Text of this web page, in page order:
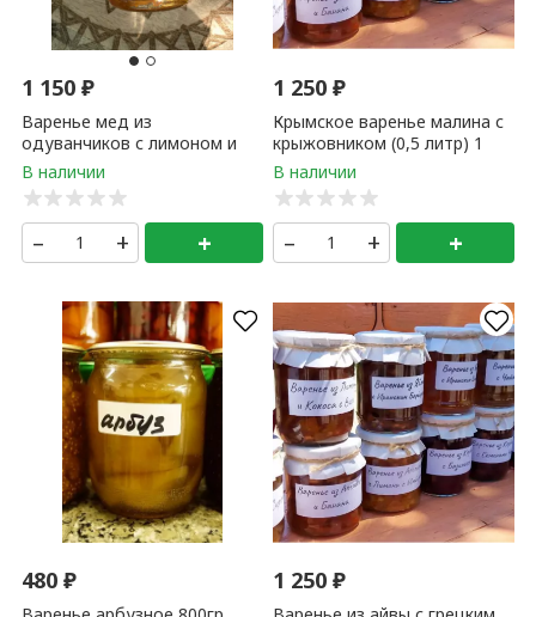
1 150₽
Варенье мед из
одуванчиков с лимоном и
апельсином 300 мл
– + +
1 250₽
Крымское варенье малина с
крыжовником (0,5 литр) 1
банка
– + +
480₽ 1 250₽